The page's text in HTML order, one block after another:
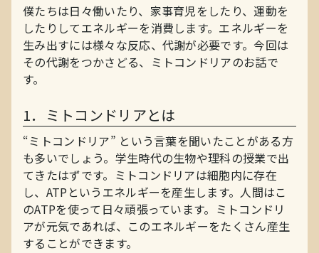
僕たちは日々働いたり、家事育児をしたり、運動を
したりしてエネルギーを消費します。エネルギーを
生み出すには様々な反応、代謝が必要です。今回は
その代謝をつかさどる、ミトコンドリアのお話で
す。
1．ミトコンドリアとは
“ミトコンドリア” という言葉を聞いたことがある方
も多いでしょう。学生時代の生物や理科の授業で出
てきたはずです。ミトコンドリアは細胞内に存在
し、ATPというエネルギーを産生します。人間はこ
のATPを使って日々頑張っています。ミトコンドリ
アが元気であれば、このエネルギーをたくさん産生
することができます。